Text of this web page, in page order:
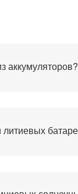
аккумуляторов?